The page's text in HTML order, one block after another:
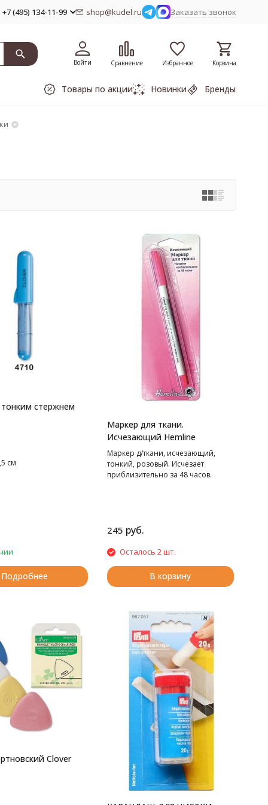
+7 (495) 134-11-99 shop@kudel.ru Заказать звонок
Войти Сравнение Избранное Корзина
Товары по акции Новинки Бренды
стержнем
см
Подробнее
Маркер для ткани.
Исчезающий Hemline
Маркер д/ткани, исчезающий,
тонкий, розовый. Исчезает
приблизительно за 48 часов.
245 руб.
Осталось 2 шт.
В корзину
Clover